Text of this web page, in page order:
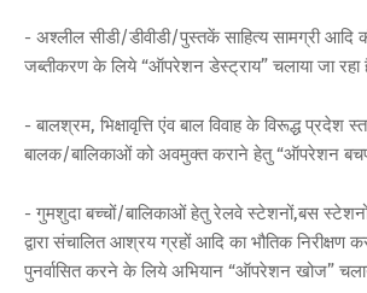
- अश्लील सीडी/डीवीडी/पुस्तकें साहित्य सामग्री आदि
जब्तीकरण के लिये “ऑपरेशन डेस्ट्राय” चलाया जा रहा
- बालश्रम, भिक्षावृत्ति एंव बाल विवाह के विरूद्ध प्रदेश
बालक/बालिकाओं को अवमुक्त कराने हेतु “ऑपरेशन
- गुमशुदा बच्चों/बालिकाओं हेतु रेलवे स्टेशनों,बस
द्वारा संचालित आश्रय ग्रहों आदि का भौतिक निरीक्षण
पुनर्वासित करने के लिये अभियान “ऑपरेशन खोज”